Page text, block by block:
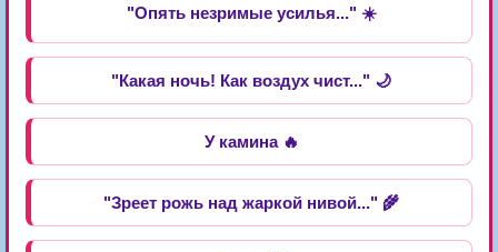
"Опять незримые усилья..." ☀️
"Какая ночь! Как воздух чист..." 🌙
У камина 🔥
"Зреет рожь над жаркой нивой..." 🌾